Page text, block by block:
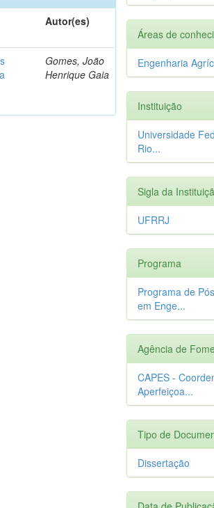
Autor(es)
Gomes, João
Henrique Gaia
Áreas de
Engenharia
Instituição
Universidade
Rio...
Sigla da
UFRRJ
Programa
Programa de
em Enge...
Agência de
CAPES -
Aperfeiçoa...
Tipo de
Dissertação